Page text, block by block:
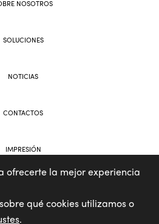
NOSOTROS
SOLUCIONES
NOTICIAS
CONTACTOS
IMPRESIÓN
ofrecerte la mejor experiencia
qué cookies utilizamos o
.